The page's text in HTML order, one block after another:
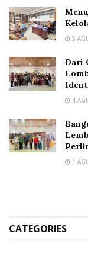
5
Dari
4
1
CATEGORIES